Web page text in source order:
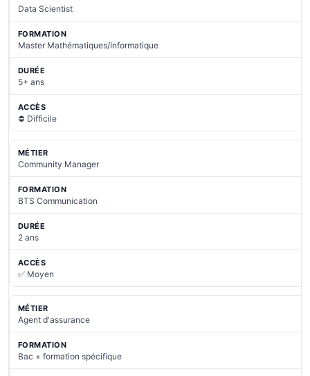
Data Scientist
Master Mathématiques/Informatique
5+ ans
⛔ Difficile
Community Manager
BTS Communication
2 ans
✅ Moyen
Agent d'assurance
Bac + formation spécifique